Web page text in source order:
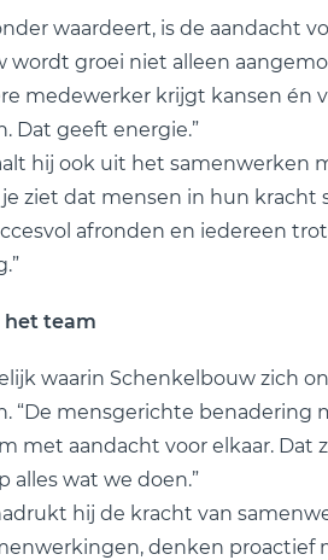
waardeert, is de aandacht
wordt groei niet alleen
medewerker krijgt kansen én
Dat geeft energie.”
hij ook uit het samenwerken
ziet dat mensen in hun kracht
afronden en iedereen
het team
waarin Schenkelbouw zich
“De mensgerichte benadering
met aandacht voor elkaar. Dat
alles wat we doen.”
hij de kracht van
denken proactief